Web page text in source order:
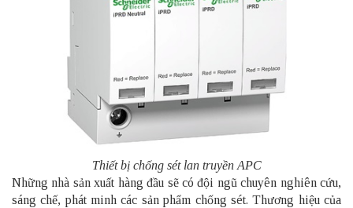
Thiết bị chống sét lan truyền APC
Những nhà sản xuất hàng đầu sẽ có đội ngũ chuyên nghiên cứu,
sáng chế, phát minh các sản phẩm chống sét. Thương hiệu của